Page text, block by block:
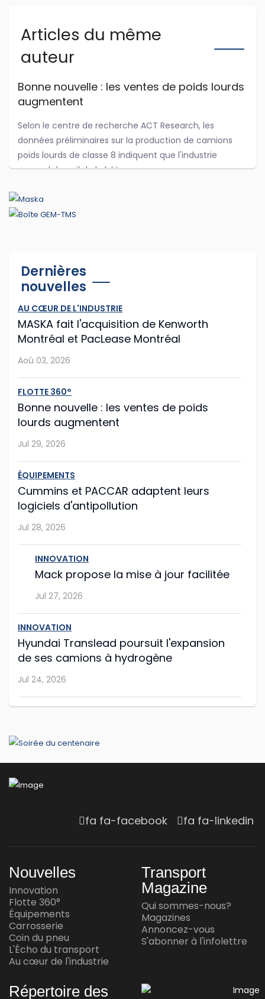
Articles du même
auteur
Bonne nouvelle : les ventes de poids lourds
augmentent
Selon le centre de recherche ACT Research, les
données préliminaires sur la production de camions
poids lourds de classe 8 indiquent que l'industrie
reprend du poil de la bête.
...
Jul 29, 2026
logiciels d'antipollution
Cummins et PACCAR ont récemment annoncé des
modifications logicielles à leurs moteurs diesel afin que
les routiers puissent continuer à rouler plus longtemps
après que les capteurs du camion o...
Jul 28, 2026
Mack propose la mise à jour facilitée
Le constructeur américain Mack Trucks franchit une
nouvelle étape vers la simplification de la
& Leave (« verrouiller et partir »), int�...
Jul 27, 2026
Hyundai Translead poursuit l'expansion de
ses camions à hydrogène
Même si le démarrage semble un peu laborieux,
l'entreprise sud-coréenne Hyundai Translead poursuit
son expansion.
...
Jul 24, 2026
Les Volvo VNL et VNR électriques joignent
American Truck Simulator
ou de formation par informatique, vous serez peut-
Jul 23, 2026
Dernières
nouvelles
AU CŒUR DE L'INDUSTRIE
MASKA fait l'acquisition de Kenworth
Montréal et PacLease Montréal
Aoû 03, 2026
FLOTTE 360°
Bonne nouvelle : les ventes de poids
lourds augmentent
Jul 29, 2026
ÉQUIPEMENTS
Cummins et PACCAR adaptent leurs
logiciels d'antipollution
Jul 28, 2026
INNOVATION
Mack propose la mise à jour facilitée
Jul 27, 2026
INNOVATION
Hyundai Translead poursuit l'expansion
de ses camions à hydrogène
Jul 24, 2026
INNOVATION
joignent American Truck Simulator
Jul 23, 2026
à l'ammoniac
INNOVATION
Waabi et Volvo annoncent une autre
réussite en conduite autonome
Jul 15, 2026
AU CŒUR DE L'INDUSTRIE
Express Frontières
fa fa-facebook fa fa-linkedin
Nouvelles
Innovation
Flotte 360°
Équipements
Carrosserie
Coin du pneu
L'Écho du transport
Au cœur de l'industrie
Transport
Magazine
Qui sommes-nous?
Magazines
Annoncez-vous
S'abonner à l'infolettre
Répertoire des